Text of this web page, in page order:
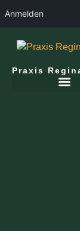
Anmelden
Praxis